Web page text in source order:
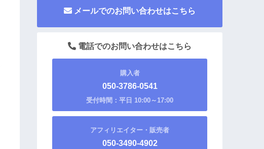
メールでのお問い合わせはこちら
電話でのお問い合わせはこちら
購入者
050-3786-0541
受付時間：平日 10:00～17:00
アフィリエイター・販売者
050-3490-4902